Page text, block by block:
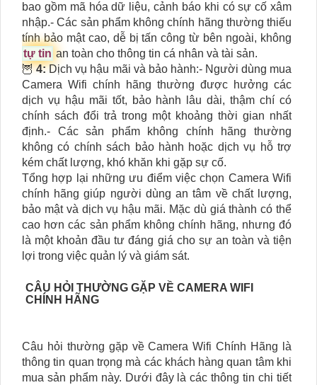
bao gồm mã hóa dữ liệu, cảnh báo khi có sự cố xâm
nhập.- Các sản phẩm không chính hãng thường thiếu
tính bảo mật cao, dễ bị tấn công từ bên ngoài, không
tự tin an toàn cho thông tin cá nhân và tài sản.
🦉4:Dịch vụ hậu mãi và bảo hành:- Người dùng mua
Camera Wifi chính hãng thường được hưởng các
dịch vụ hậu mãi tốt, bảo hành lâu dài, thậm chí có
chính sách đổi trả trong một khoảng thời gian nhất
định.- Các sản phẩm không chính hãng thường
không có chính sách bảo hành hoặc dịch vụ hỗ trợ
kém chất lượng, khó khăn khi gặp sự cố.
Tổng hợp lại những ưu điểm việc chọn Camera Wifi
chính hãng giúp người dùng an tâm về chất lượng,
bảo mật và dịch vụ hậu mãi. Mặc dù giá thành có thể
cao hơn các sản phẩm không chính hãng, nhưng đó
là một khoản đầu tư đáng giá cho sự an toàn và tiện
lợi trong việc quản lý và giám sát.
CÂU HỎI THƯỜNG GẶP VỀ CAMERA WIFI
CHÍNH HÃNG
Câu hỏi thường gặp về Camera Wifi Chính Hãng là
thông tin quan trọng mà các khách hàng quan tâm khi
mua sản phẩm này. Dưới đây là các thông tin chi tiết